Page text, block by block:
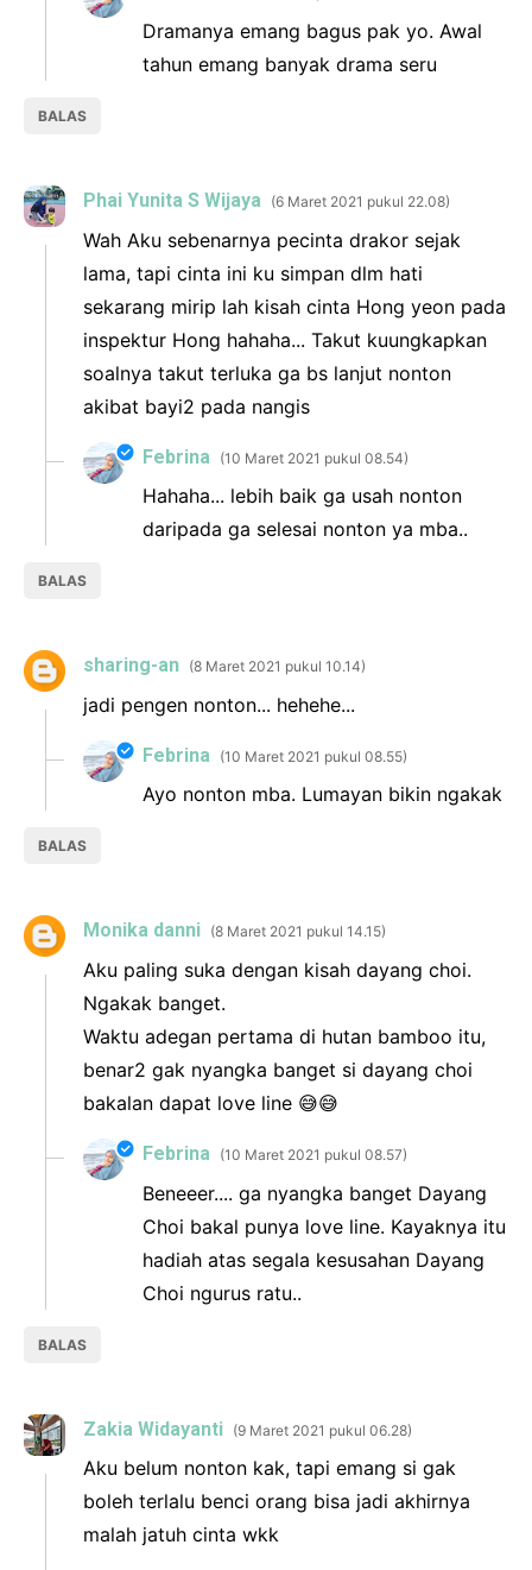
BALAS
Dramanya emang bagus pak yo. Awal
tahun emang banyak drama seru
Phai Yunita S Wijaya 6 Maret 2021 pukul 22.08
Wah Aku sebenarnya pecinta drakor sejak
lama, tapi cinta ini ku simpan dlm hati
sekarang mirip lah kisah cinta Hong yeon pada
inspektur Hong hahaha... Takut kuungkapkan
soalnya takut terluka ga bs lanjut nonton
akibat bayi2 pada nangis
BALAS
Febrina 10 Maret 2021 pukul 08.54
Hahaha... lebih baik ga usah nonton
daripada ga selesai nonton ya mba..
sharing-an 8 Maret 2021 pukul 10.14
jadi pengen nonton... hehehe...
BALAS
Febrina 10 Maret 2021 pukul 08.55
Ayo nonton mba. Lumayan bikin ngakak
Monika danni 8 Maret 2021 pukul 14.15
Aku paling suka dengan kisah dayang choi.
Ngakak banget.
Waktu adegan pertama di hutan bamboo itu,
benar2 gak nyangka banget si dayang choi
bakalan dapat love line 😅😅
BALAS
Febrina 10 Maret 2021 pukul 08.57
Beneeer.... ga nyangka banget Dayang
Choi bakal punya love line. Kayaknya itu
hadiah atas segala kesusahan Dayang
Choi ngurus ratu..
Zakia Widayanti 9 Maret 2021 pukul 06.28
Aku belum nonton kak, tapi emang si gak
boleh terlalu benci orang bisa jadi akhirnya
malah jatuh cinta wkk